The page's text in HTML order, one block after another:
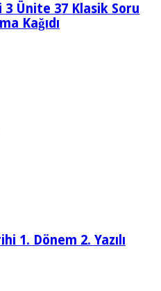
3 Ünite 37 Klasik Soru
Kağıdı
1. Dönem 2. Yazılı